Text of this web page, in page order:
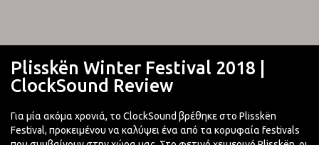
Plisskën Winter Festival 2018 |
ClockSound Review
Για μία ακόμα χρονιά, το ClockSound βρέθηκε στο Plisskën
Festival, προκειμένου να καλύψει ένα από τα κορυφαία festivals